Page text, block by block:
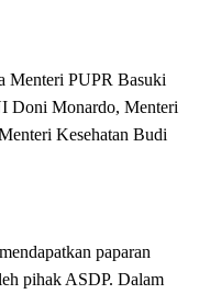
Menteri PUPR Basuki
Doni Monardo, Menteri
Kesehatan Budi
paparan
pihak ASDP. Dalam